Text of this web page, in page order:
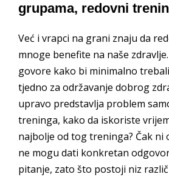
grupama, redovni
Već i vrapci na grani znaju da
mnoge benefite na naše
govore kako bi minimalno
tjedno za održavanje dobrog
upravo predstavlja problem
treninga, kako da iskoriste
najbolje od tog treninga? Čak ni
ne mogu dati konkretan
pitanje, zato što postoji niz